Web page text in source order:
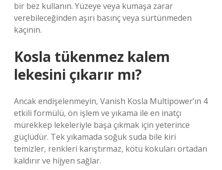
bir bez kullanın. Yüzeye veya kumaşa zarar
verebileceğinden aşırı basınç veya sürtünmeden
kaçının.
Kosla tükenmez kalem
lekesini çıkarır mı?
Ancak endişelenmeyin, Vanish Kosla Multipower’ın 4
etkili formülü, ön işlem ve yıkama ile en inatçı
mürekkep lekeleriyle başa çıkmak için yeterince
güçlüdür. Tek yıkamada soğuk suda bile kiri
temizler, renkleri karıştırmaz, kötü kokuları ortadan
kaldırır ve hijyen sağlar.